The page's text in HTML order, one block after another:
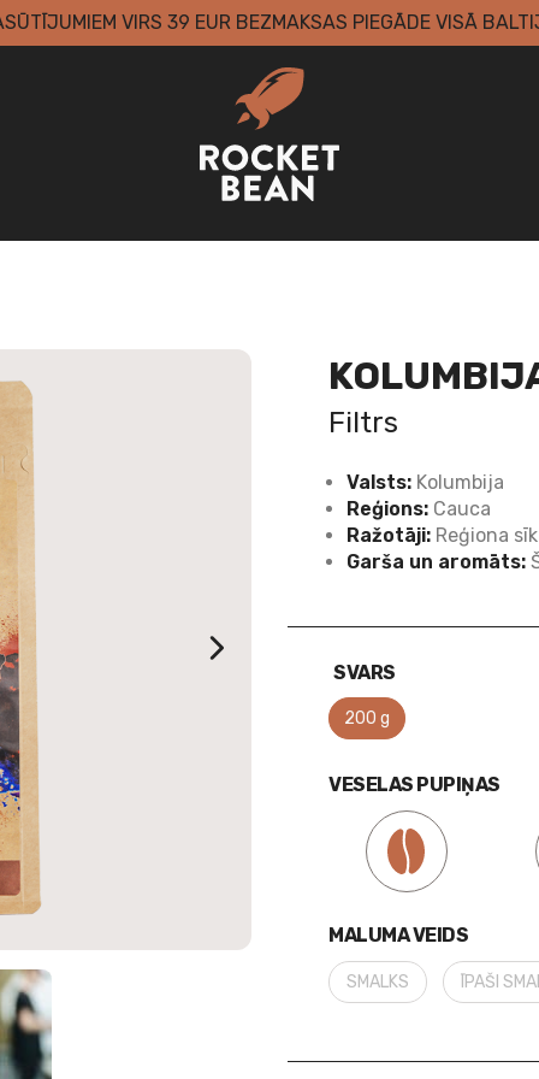
VIRS 39 EUR BEZMAKSAS PIEGĀDE VISĀ
Filtrs
Valsts: Kolumbija
Reģions: Cauca
Ražotāji: Reģiona
Garša un aromāts:
SVARS
200 g
VESELAS PUPIŅAS
MALUMA VEIDS
SMALKS ĪPAŠI